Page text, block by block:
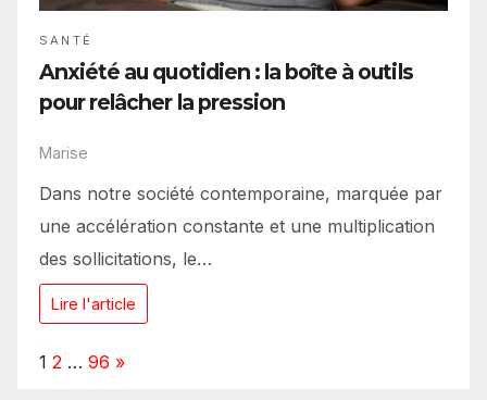
SANTÉ
Anxiété au quotidien : la boîte à outils
pour relâcher la pression
Marise
Dans notre société contemporaine, marquée par
une accélération constante et une multiplication
des sollicitations, le…
Lire l'article
Page:
1 2 … 96 Next
»